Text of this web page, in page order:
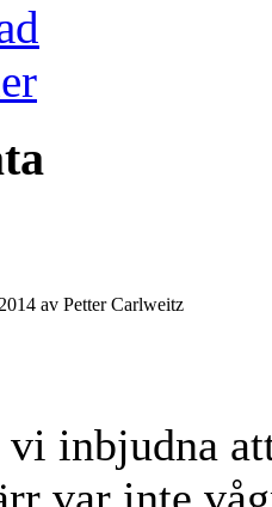
av Petter Carlweitz
inbjudna